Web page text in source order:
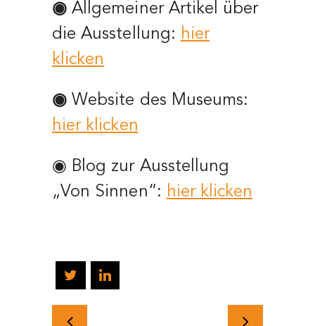
◉Allgemeiner Artikel über
die Ausstellung: hier
klicken
◉ Website des Museums:
hier klicken
◉ Blog zur Ausstellung
„Von Sinnen“: hier klicken